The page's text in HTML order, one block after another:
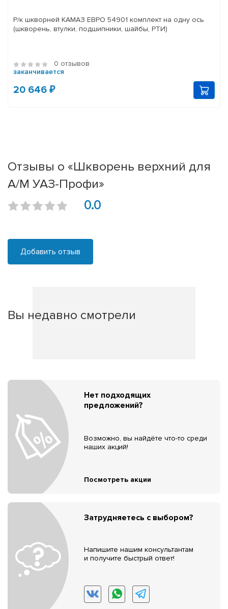
Р/к шкворней КАМАЗ ЕВРО 54901 комплект на одну ось
(шкворень, втулки, подшипники, шайбы, РТИ)
0 отзывов
заканчивается
20 646 ₽
Отзывы о «Шкворень верхний для
А/М УАЗ-Профи»
0.0
Добавить отзыв
Вы недавно смотрели
Нет подходящих
предложений?
Возможно, вы найдёте что-то среди
наших акций!
Посмотреть акции
Затрудняетесь с выбором?
Напишите нашим консультантам
и получите быстрый ответ!